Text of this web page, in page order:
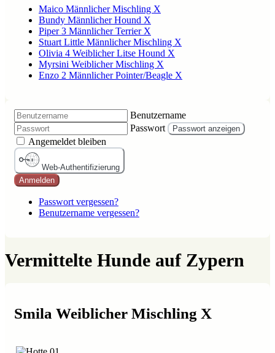
Maico Männlicher Mischling X
Bundy Männlicher Hound X
Piper 3 Männlicher Terrier X
Stuart Little Männlicher Mischling X
Olivia 4 Weiblicher Litse Hound X
Myrsini Weiblicher Mischling X
Enzo 2 Männlicher Pointer/Beagle X
Benutzername
Passwort
Passwort anzeigen
Angemeldet bleiben
Web-Authentifizierung
Anmelden
Passwort vergessen?
Benutzername vergessen?
Vermittelte Hunde auf Zypern
Smila Weiblicher Mischling X